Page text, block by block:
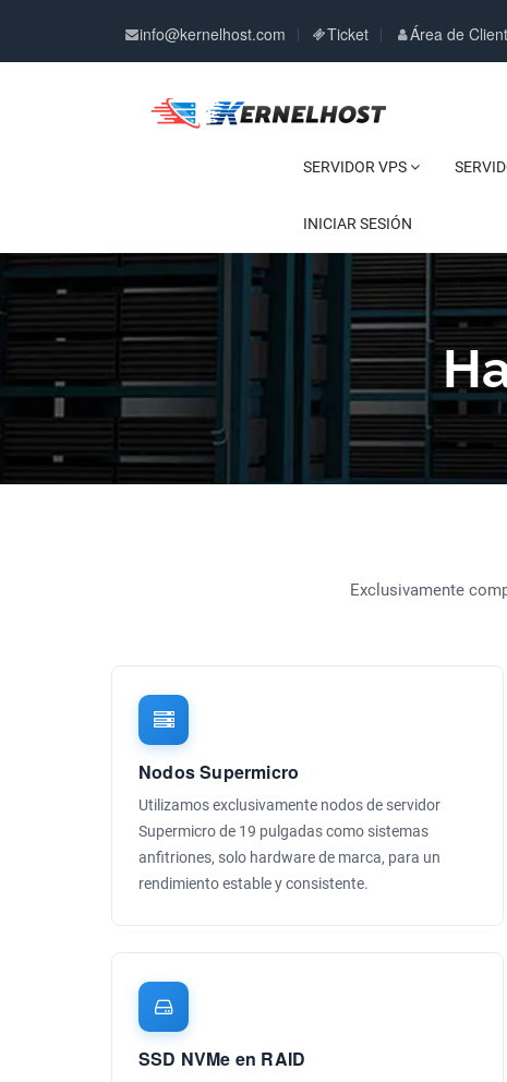
info@kernelhost.com Ticket Área de
SERVIDOR VPS
INICIAR SESIÓN
Exclusivamente
Nodos Supermicro
Utilizamos exclusivamente nodos de servidor
Supermicro de 19 pulgadas como sistemas
anfitriones, solo hardware de marca, para un
rendimiento estable y consistente.
SSD NVMe en RAID